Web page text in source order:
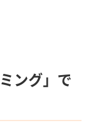
ング」で